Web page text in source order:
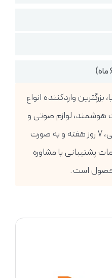
واردکننده انواع
هوشمند، لوازم صوتی و
تصویری و انواع لوازم خانگی، 7 روز هفته و به صورت
پشتیبانی یا مشاوره
است.